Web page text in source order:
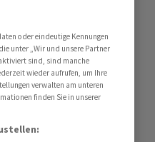
oder eindeutige Kennungen
unter „Wir und unsere Partner
sind, sind manche
wieder aufrufen, um Ihre
verwalten am unteren
finden Sie in unserer